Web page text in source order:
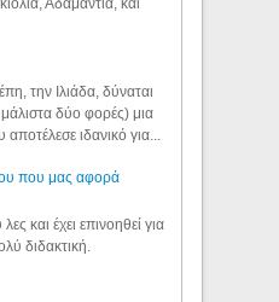
Αδαμαντία, και
την Ιλιάδα, δύναται
μάλιστα δύο φορές) μια
ιδανικό για...
που μας αφορά
και έχει επινοηθεί για
διδακτική.